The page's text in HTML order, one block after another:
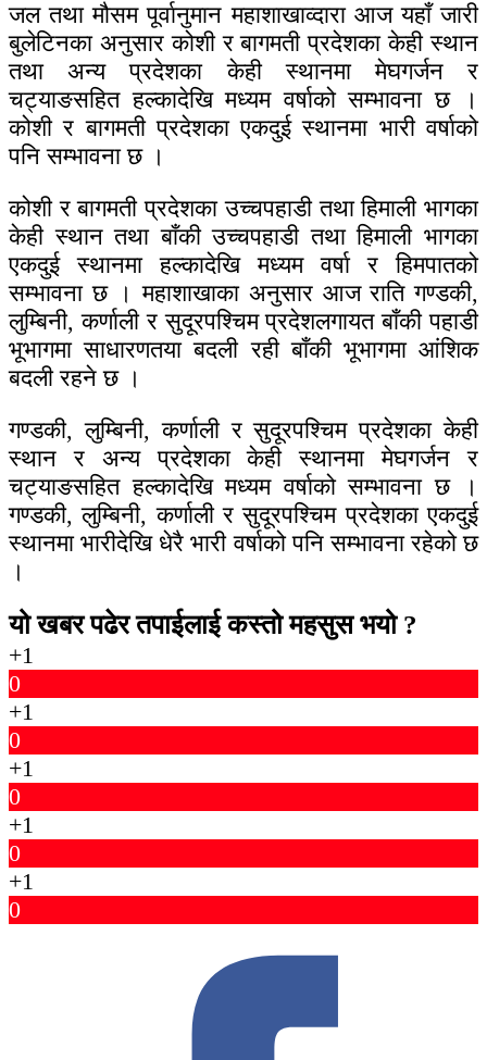
जल तथा मौसम पूर्वानुमान महाशाखाव्दारा आज यहाँ जारी
बुलेटिनका अनुसार कोशी र बागमती प्रदेशका केही स्थान
तथा अन्य प्रदेशका केही स्थानमा मेघगर्जन र
चट्याङसहित हल्कादेखि मध्यम वर्षाको सम्भावना छ ।
कोशी र बागमती प्रदेशका एकदुई स्थानमा भारी वर्षाको
पनि सम्भावना छ ।
कोशी र बागमती प्रदेशका उच्चपहाडी तथा हिमाली भागका
केही स्थान तथा बाँकी उच्चपहाडी तथा हिमाली भागका
एकदुई स्थानमा हल्कादेखि मध्यम वर्षा र हिमपातको
सम्भावना छ । महाशाखाका अनुसार आज राति गण्डकी,
लुम्बिनी, कर्णाली र सुदूरपश्चिम प्रदेशलगायत बाँकी पहाडी
भूभागमा साधारणतया बदली रही बाँकी भूभागमा आंशिक
बदली रहने छ ।
गण्डकी, लुम्बिनी, कर्णाली र सुदूरपश्चिम प्रदेशका केही
स्थान र अन्य प्रदेशका केही स्थानमा मेघगर्जन र
चट्याङसहित हल्कादेखि मध्यम वर्षाको सम्भावना छ ।
गण्डकी, लुम्बिनी, कर्णाली र सुदूरपश्चिम प्रदेशका एकदुई
स्थानमा भारीदेखि धेरै भारी वर्षाको पनि सम्भावना रहेको छ
।
यो खबर पढेर तपाईलाई कस्तो महसुस भयो ?
+1
0
+1
0
+1
0
+1
0
+1
0